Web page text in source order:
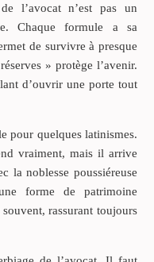
l’avocat n’est pas un
Chaque formule a sa
de survivre à presque
» protège l’avenir.
d’ouvrir une porte tout
pour quelques latinismes.
vraiment, mais il arrive
la noblesse poussiéreuse
forme de patrimoine
rassurant toujours